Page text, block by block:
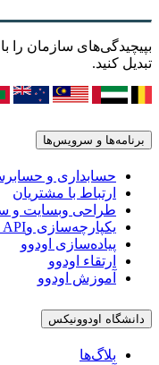
بپیچیدگی‌های سازمان
تبدیل کنید.
برنامه‌ها و سرویس‌ها
حسابداری و
ارتباط با مشتریان
طراحی وبسایت و
یکپارچه‌سازی وAPI اودوو
پیاده‌سازی اودوو
ارتقاء اودوو
آموزش اودوو
دانشگاه اودوونیکس
بلاگ‌ها